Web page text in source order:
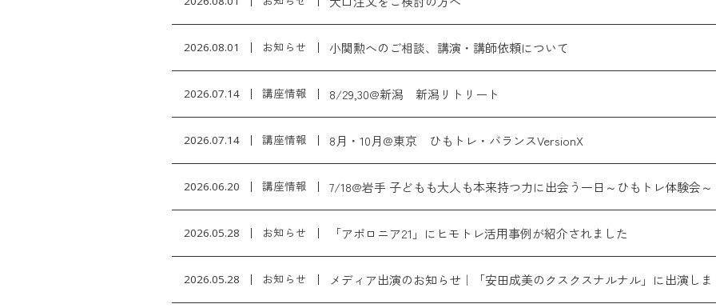
2026.08.01 お知らせ 小関勲へのご相談、講演・講師依頼について
2026.07.14 講座情報 8/29,30@新潟 新潟リトリート
2026.07.14 講座情報 8月・10月@東京 ひもトレ・バランスVersionX
2026.06.20 講座情報 7/18@岩手 子どもも大人も本来持つ力に出会う一日～ひもトレ体験会～
2026.05.28 お知らせ 「アポロニア21」にヒモトレ活用事例が紹介されました
2026.05.28 お知らせ メディア出演のお知らせ｜「安田成美のクスクスナルナル」に出演し